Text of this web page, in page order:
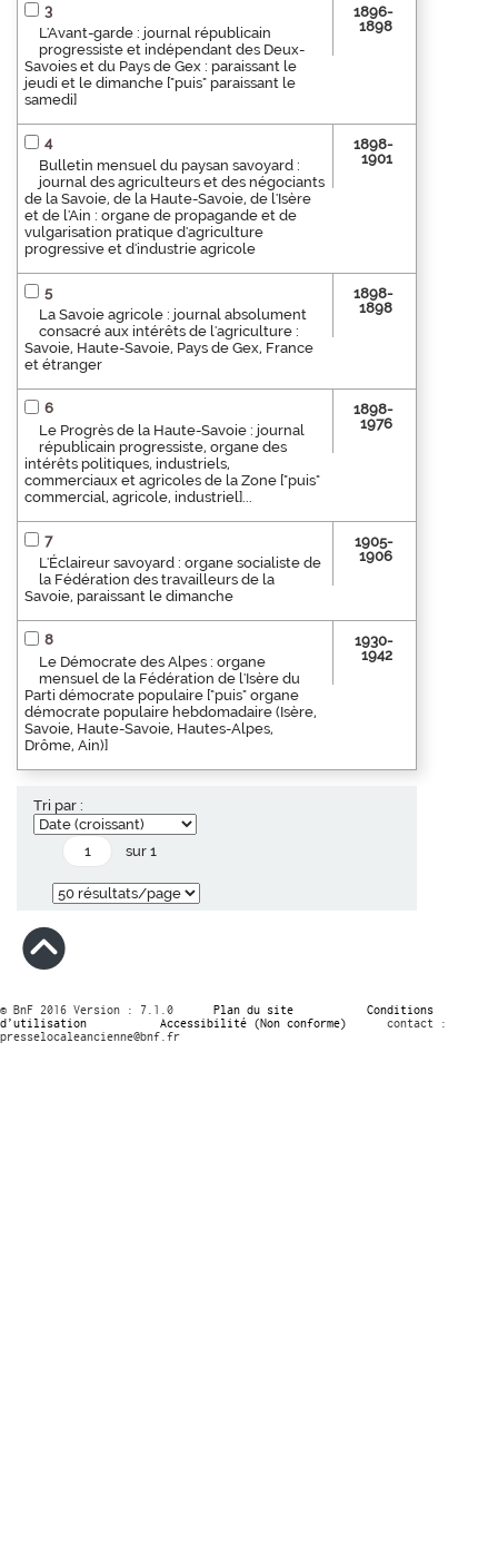
3
L'Avant-garde : journal républicain
progressiste et indépendant des Deux-
Savoies et du Pays de Gex : paraissant le
jeudi et le dimanche ["puis" paraissant le
samedi]
1896-
1898
4
Bulletin mensuel du paysan savoyard :
journal des agriculteurs et des négociants
de la Savoie, de la Haute-Savoie, de l'Isère
et de l'Ain : organe de propagande et de
vulgarisation pratique d'agriculture
progressive et d'industrie agricole
1898-
1901
5
La Savoie agricole : journal absolument
consacré aux intérêts de l'agriculture :
Savoie, Haute-Savoie, Pays de Gex, France
et étranger
1898-
1898
6
Le Progrès de la Haute-Savoie : journal
républicain progressiste, organe des
intérêts politiques, industriels,
commerciaux et agricoles de la Zone ["puis"
commercial, agricole, industriel]...
1898-
1976
7
L'Éclaireur savoyard : organe socialiste de
la Fédération des travailleurs de la
Savoie, paraissant le dimanche
1905-
1906
8
Le Démocrate des Alpes : organe
mensuel de la Fédération de l'Isère du
Parti démocrate populaire ["puis" organe
démocrate populaire hebdomadaire (Isère,
Savoie, Haute-Savoie, Hautes-Alpes,
Drôme, Ain)]
1930-
1942
Tri par :
sur 1
© BnF 2016 Version : 7.1.0 Plan du site
Conditions
d’utilisation
Accessibilité (Non conforme)
contact :
presselocaleancienne@bnf.fr